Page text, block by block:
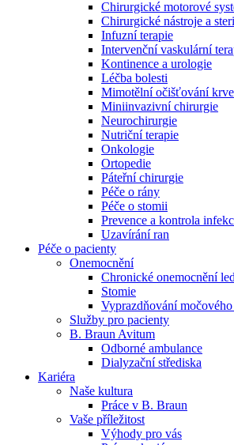
Odborné ambulance
Naše specializované ambulance jsou
specializaci a město, které potřebujete,
ambulance.
Chirurgické motorové
Chirurgické nástroje a
Infuzní terapie
Intervenční vaskulární
Kontinence a urologie
Léčba bolesti
Mimotělní očišťování krve
Miniinvazivní chirurgie
Neurochirurgie
Nutriční terapie
Onkologie
Ortopedie
Páteřní chirurgie
Péče o rány
Péče o stomii
Prevence a kontrola
Uzavírání ran
Péče o pacienty
Onemocnění
Chronické onemocnění
Stomie
Vyprazdňování
Služby pro pacienty
B. Braun Avitum
Odborné ambulance
Dialyzační střediska
Kariéra
Naše kultura
Práce v B. Braun
Vaše příležitost​
Výhody pro vás